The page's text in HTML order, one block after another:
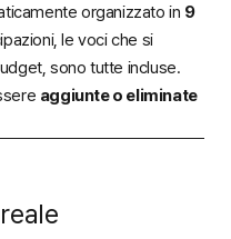
organizzato in 9
le voci che si
sono tutte incluse.
aggiunte o eliminate